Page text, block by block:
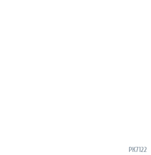
РК7122